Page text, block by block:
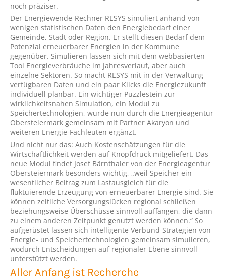
noch präziser.
Der Energiewende-Rechner RESYS simuliert anhand von
wenigen statistischen Daten den Energiebedarf einer
Gemeinde, Stadt oder Region. Er stellt diesen Bedarf dem
Potenzial erneuerbarer Energien in der Kommune
gegenüber. Simulieren lassen sich mit dem webbasierten
Tool Energieverbräuche im Jahresverlauf, aber auch
einzelne Sektoren. So macht RESYS mit in der Verwaltung
verfügbaren Daten und ein paar Klicks die Energiezukunft
individuell planbar. Ein wichtiger Puzzlestein zur
wirklichkeitsnahen Simulation, ein Modul zu
Speichertechnologien, wurde nun durch die Energieagentur
Obersteiermark gemeinsam mit Partner Akaryon und
weiteren Energie-Fachleuten ergänzt.
Und nicht nur das: Auch Kostenschätzungen für die
Wirtschaftlichkeit werden auf Knopfdruck mitgeliefert. Das
neue Modul findet Josef Bärnthaler von der Energieagentur
Obersteiermark besonders wichtig, „weil Speicher ein
wesentlicher Beitrag zum Lastausgleich für die
fluktuierende Erzeugung von erneuerbarer Energie sind. Sie
können zeitliche Versorgungslücken regional schließen
beziehungsweise Überschüsse sinnvoll auffangen, die dann
zu einem anderen Zeitpunkt genutzt werden können.“ So
aufgerüstet lassen sich intelligente Verbund-Strategien von
Energie- und Speichertechnologien gemeinsam simulieren,
wodurch Entscheidungen auf regionaler Ebene sinnvoll
unterstützt werden.
Aller Anfang ist Recherche